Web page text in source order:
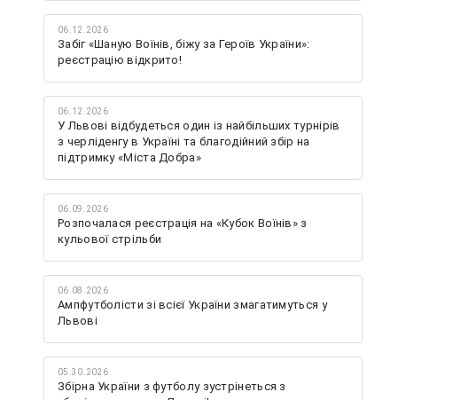
06.12.2026
Забіг «Шаную Воїнів, біжу за Героїв України»:
реєстрацію відкрито!
06.12.2026
У Львові відбудеться один із найбільших турнірів
з черліденгу в Україні та благодійний збір на
підтримку «Міста Добра»
06.09.2026
Розпочалася реєстрація на «Кубок Воїнів» з
кульової стрільби
06.08.2026
Ампфутболісти зі всієї України змагатимуться у
Львові
05.30.2026
Збірна України з футболу зустрінеться з